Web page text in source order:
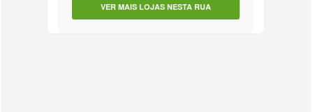
VER MAIS LOJAS NESTA RUA